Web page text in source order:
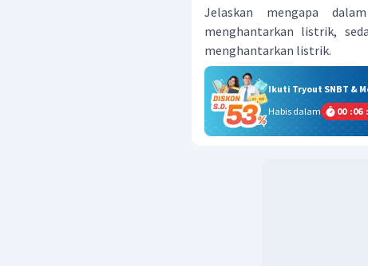
Jelaskan mengapa
menghantarkan listrik,
menghantarkan listrik.
Ikuti Tryout SNBT &
Habis dalam
00 :06 :